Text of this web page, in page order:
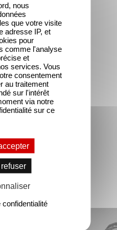
nous
que votre visite
adresse IP, et
pour
comme l'analyse
et
services. Vous
consentement
au traitement
sur l'intérêt
via notre
sur ce
confidentialité